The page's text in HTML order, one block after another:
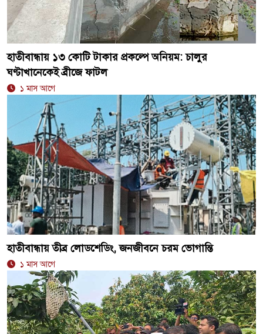
হাতীবান্ধায় ১৩ কোটি টাকার প্রকল্পে অনিয়ম: চালুর
ঘণ্টাখানেকেই ব্রীজে ফাটল
১ মাস আগে
হাতীবান্ধায় তীব্র লোডশেডিং, জনজীবনে চরম ভোগান্তি
১ মাস আগে